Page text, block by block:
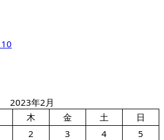
10
2023年2月
木 金 土
日
2 3 4
5